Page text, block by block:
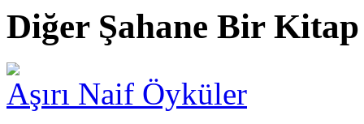
Diğer Şahane Bir Kitap
Aşırı Naif Öyküler